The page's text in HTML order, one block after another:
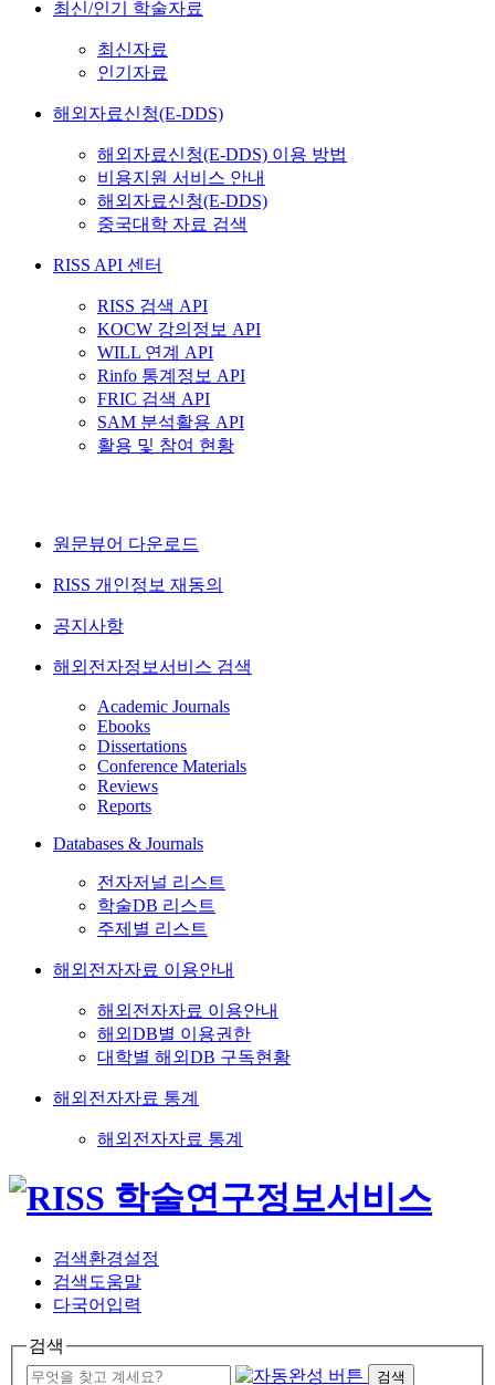
최신/인기 학술자료
최신자료
인기자료
해외자료신청(E-DDS)
해외자료신청(E-DDS) 이용 방법
비용지원 서비스 안내
해외자료신청(E-DDS)
중국대학 자료 검색
RISS API 센터
RISS 검색 API
KOCW 강의정보 API
WILL 연계 API
Rinfo 통계정보 API
FRIC 검색 API
SAM 분석활용 API
활용 및 참여 현황
원문뷰어 다운로드
RISS 개인정보 재동의
공지사항
해외전자정보서비스 검색
Academic Journals
Ebooks
Dissertations
Conference Materials
Reviews
Reports
Databases & Journals
전자저널 리스트
학술DB 리스트
주제별 리스트
해외전자자료 이용안내
해외전자자료 이용안내
해외DB별 이용권한
대학별 해외DB 구독현황
해외전자자료 통계
해외전자자료 통계
검색환경설정
검색도움말
다국어입력
검색
검색